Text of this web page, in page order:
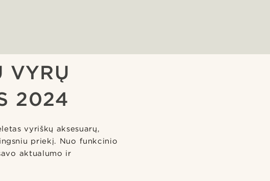
VYRŲ
2024
vyriškų aksesuarų,
priekį. Nuo funkcinio
aktualumo ir